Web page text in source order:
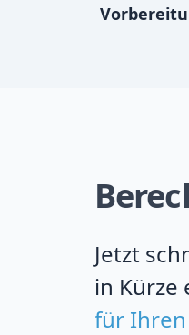
Jetzt
in Kürze
für Ihren